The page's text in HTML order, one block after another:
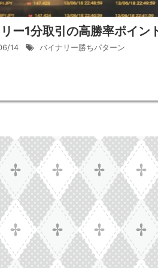
ー1分取引の高勝率ポイン
14 バイナリー勝ちパターン